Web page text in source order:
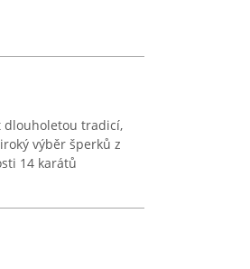
dlouholetou tradicí,
výběr šperků z
14 karátů